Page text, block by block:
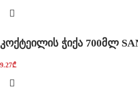
კოქტეილის ჭიქა 700მლ
9.27₾